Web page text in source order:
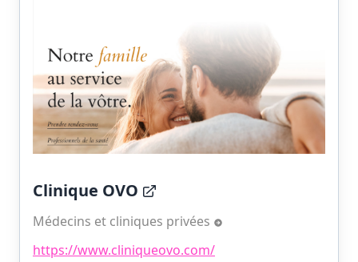
Clinique OVO
Médecins et cliniques privées
https://www.cliniqueovo.com/